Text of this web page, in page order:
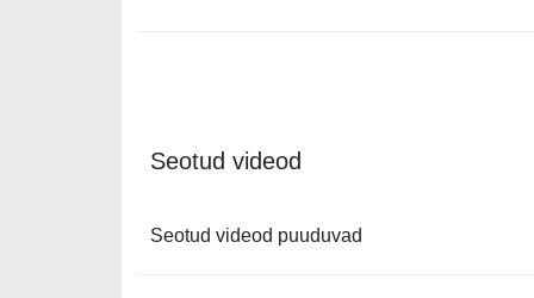
Seotud videod
Seotud videod puuduvad